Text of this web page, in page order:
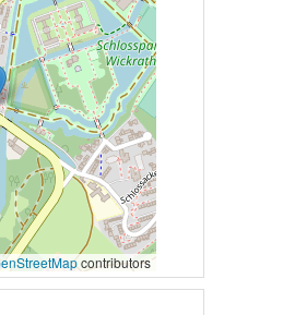
contributors